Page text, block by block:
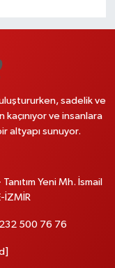
sadelik ve
ve insanlara
altyapı sunuyor.
Yeni Mh. İsmail
İZMİR
500 76 76